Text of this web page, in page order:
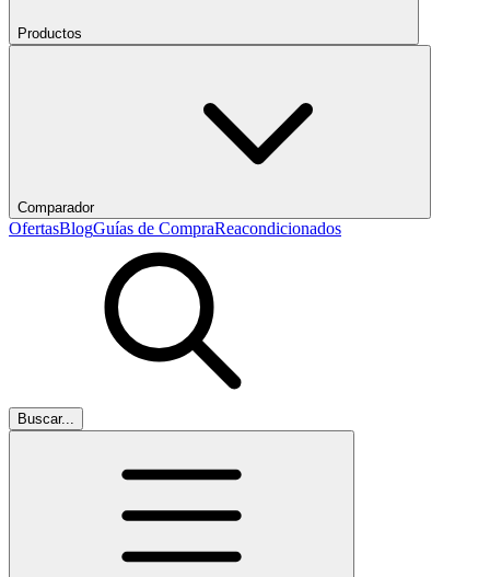
Productos
Comparador
OfertasBlogGuías de CompraReacondicionados
Buscar...